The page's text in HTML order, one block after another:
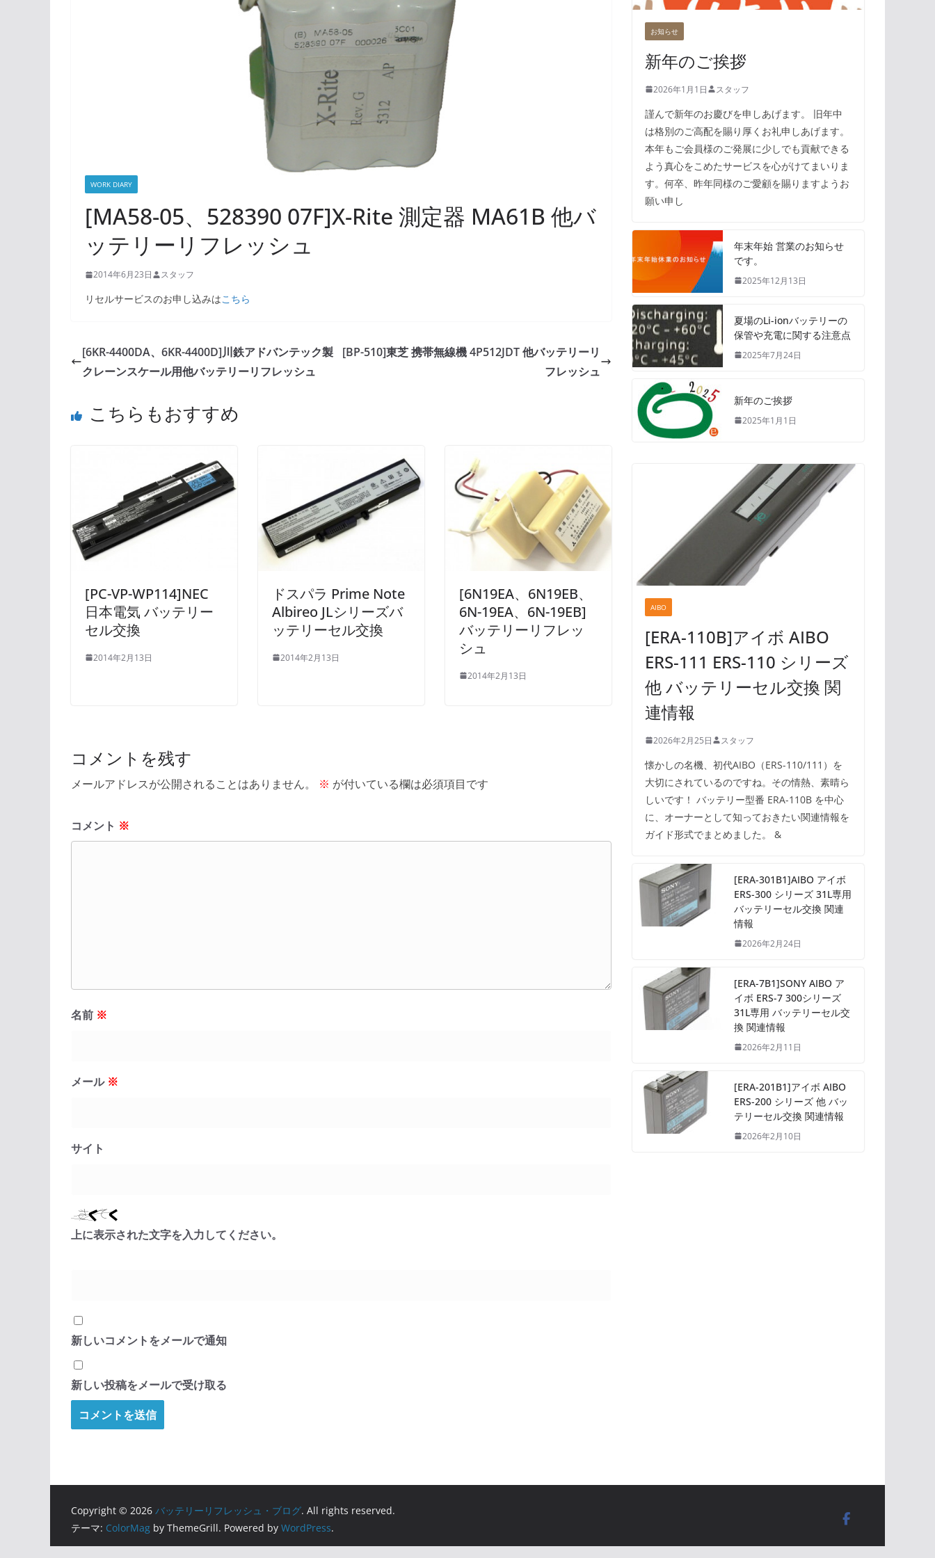
WORK DIARY
[MA58-05、528390 07F]X-Rite 測定器 MA61B 他バ
ッテリーリフレッシュ
2014年6月23日 スタッフ
リセルサービスのお申し込みはこちら
[6KR-4400DA、6KR-4400D]川鉄アドバンテック製
クレーンスケール用他バッテリーリフレッシュ
[BP-510]東芝 携帯無線機 4P512JDT 他バッテリーリ
フレッシュ
こちらもおすすめ
[PC-VP-WP114]NEC
日本電気 バッテリー
セル交換
2014年2月13日
ドスパラ Prime Note
Albireo JLシリーズバ
ッテリーセル交換
2014年2月13日
[6N19EA、6N19EB、
6N-19EA、6N-19EB]
バッテリーリフレッ
シュ
2014年2月13日
コメントを残す
メールアドレスが公開されることはありません。 ※ が付いている欄は必須項目です
コメント ※
名前 ※
メール ※
サイト
上に表示された文字を入力してください。
新しいコメントをメールで通知
新しい投稿をメールで受け取る
お知らせ
新年のご挨拶
2026年1月1日 スタッフ
謹んで新年のお慶びを申しあげます。 旧年中
は格別のご高配を賜り厚くお礼申しあげます。
本年もご会員様のご発展に少しでも貢献できる
よう真心をこめたサービスを心がけてまいりま
す。何卒、昨年同様のご愛顧を賜りますようお
願い申し
年末年始 営業のお知らせ
です。
2025年12月13日
夏場のLi-ionバッテリーの
保管や充電に関する注意点
2025年7月24日
新年のご挨拶
2025年1月1日
AIBO
[ERA-110B]アイボ AIBO
ERS-111 ERS-110 シリーズ
他 バッテリーセル交換 関
連情報
2026年2月25日 スタッフ
懐かしの名機、初代AIBO（ERS-110/111）を
大切にされているのですね。その情熱、素晴ら
しいです！ バッテリー型番 ERA-110B を中心
に、オーナーとして知っておきたい関連情報を
ガイド形式でまとめました。 &
[ERA-301B1]AIBO アイボ
ERS-300 シリーズ 31L専用
バッテリーセル交換 関連
情報
2026年2月24日
[ERA-7B1]SONY AIBO ア
イボ ERS-7 300シリーズ
31L専用 バッテリーセル交
換 関連情報
2026年2月11日
[ERA-201B1]アイボ AIBO
ERS-200 シリーズ 他 バッ
テリーセル交換 関連情報
2026年2月10日
Copyright © 2026 バッテリーリフレッシュ・ブログ. All rights reserved.
テーマ: ColorMag by ThemeGrill. Powered by WordPress.